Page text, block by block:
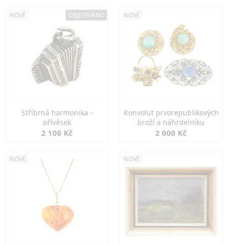
NOVÉ OBJEDNÁNO
Stříbrná harmonika -
přívěsek
2 100 Kč
NOVÉ
Konvolut prvorepublikových
broží a náhrdelníku
2 000 Kč
NOVÉ NOVÉ